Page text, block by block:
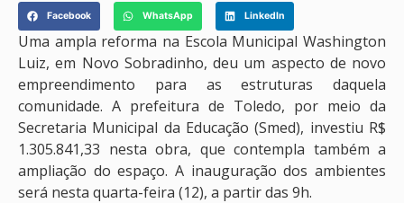
Facebook WhatsApp LinkedIn
Uma ampla reforma na Escola Municipal Washington
Luiz, em Novo Sobradinho, deu um aspecto de novo
empreendimento para as estruturas daquela
comunidade. A prefeitura de Toledo, por meio da
Secretaria Municipal da Educação (Smed), investiu R$
1.305.841,33 nesta obra, que contempla também a
ampliação do espaço. A inauguração dos ambientes
será nesta quarta-feira (12), a partir das 9h.